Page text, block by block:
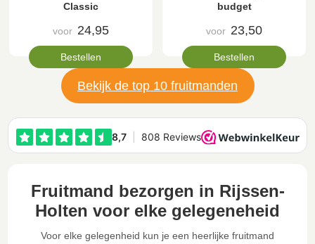
Classic
voor 24,95
Bestellen
budget
voor 23,50
Bestellen
Bekijk de top 10 fruitmanden
Fruitmand bezorgen in Rijssen-
Holten voor elke gelegeneheid
Voor elke gelegenheid kun je een heerlijke fruitmand